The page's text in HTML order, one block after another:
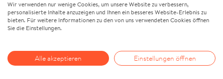
Wir verwenden nur wenige Cookies, um unsere Website zu verbessern,
personalisierte Inhalte anzuzeigen und Ihnen ein besseres Website-Erlebnis zu
bieten. Für weitere Informationen zu den von uns verwendeten Cookies öffnen
Sie die Einstellungen.
Alle akzeptieren Einstellungen öffnen